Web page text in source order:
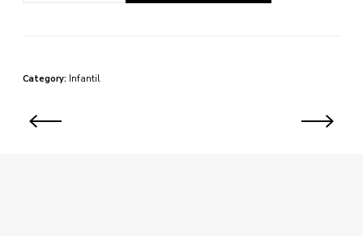
Category: Infantil